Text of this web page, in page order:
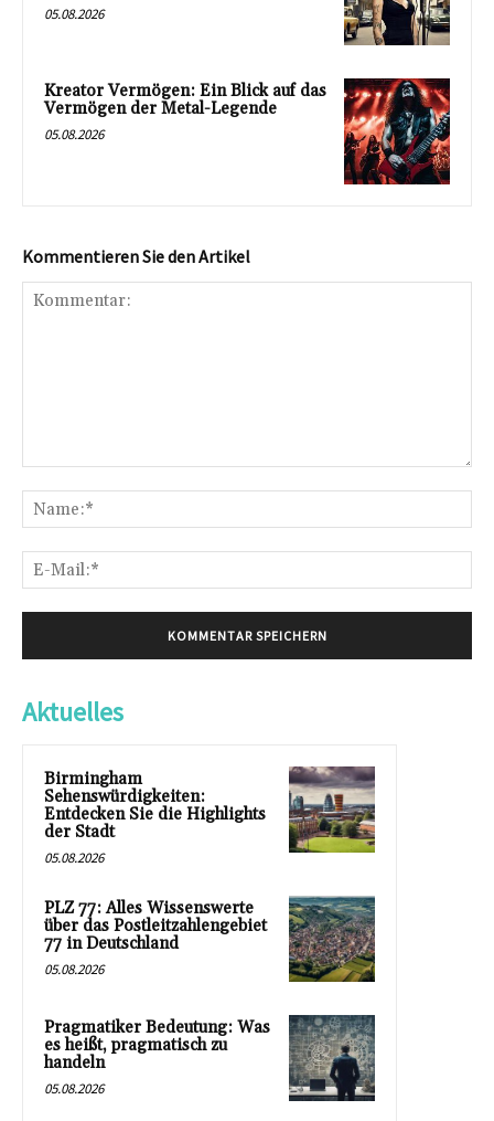
05.08.2026
Kreator Vermögen: Ein Blick auf das
Vermögen der Metal-Legende
05.08.2026
Kommentieren Sie den Artikel
Aktuelles
Birmingham
Sehenswürdigkeiten:
Entdecken Sie die Highlights
der Stadt
05.08.2026
PLZ 77: Alles Wissenswerte
über das Postleitzahlengebiet
77 in Deutschland
05.08.2026
Pragmatiker Bedeutung: Was
es heißt, pragmatisch zu
handeln
05.08.2026